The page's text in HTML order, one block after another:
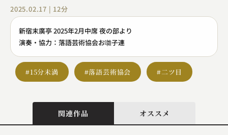
2025.02.17 | 12分
新宿末廣亭 2025年2月中席 夜の部より
演奏・協力：落語芸術協会お囃子連
#15分未満 #落語芸術協会 #二ツ目
関連作品 オススメ